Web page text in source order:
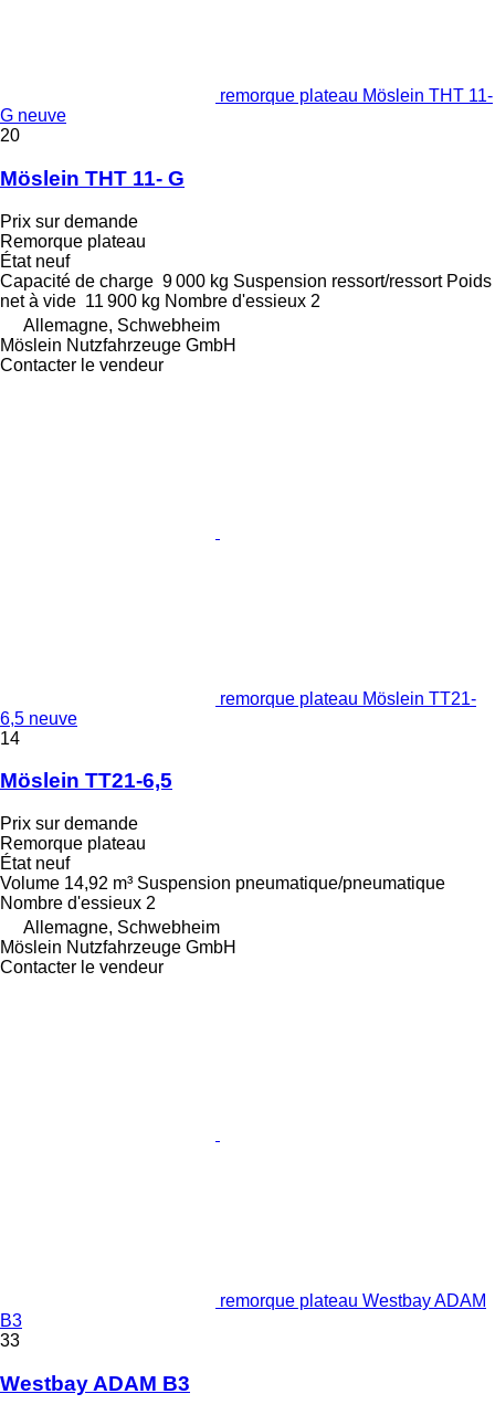
remorque plateau Möslein THT 11-
G neuve
20
Möslein THT 11- G
Prix sur demande
Remorque plateau
Étatneuf
Capacité de charge 9 000 kg Suspension ressort/ressort Poids
net à vide 11 900 kg Nombre d'essieux 2
Allemagne, Schwebheim
Möslein Nutzfahrzeuge GmbH
Contacter le vendeur
remorque plateau Möslein TT21-
6,5 neuve
14
Möslein TT21-6,5
Prix sur demande
Remorque plateau
Étatneuf
Volume 14,92 m³ Suspension pneumatique/pneumatique
Nombre d'essieux 2
Allemagne, Schwebheim
Möslein Nutzfahrzeuge GmbH
Contacter le vendeur
remorque plateau Westbay ADAM
B3
33
Westbay ADAM B3